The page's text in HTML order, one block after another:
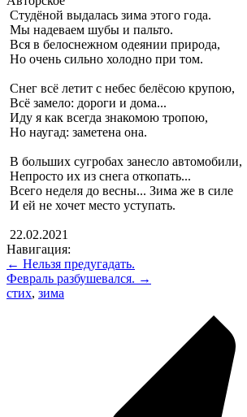
Студёной выдалась зима этого года.
Мы надеваем шубы и пальто.
Вся в белоснежном одеянии природа,
Но очень сильно холодно при том.
Снег всё летит с небес белёсою крупою,
Всё замело: дороги и дома...
Иду я как всегда знакомою тропою,
Но наугад: заметена она.
В больших сугробах занесло автомобили,
Непросто их из снега откопать...
Всего неделя до весны... Зима же в силе
И ей не хочет место уступать.
22.02.2021
Навигация:
← Нельзя предугадать.
Февраль разбушевался. →
стих, зима